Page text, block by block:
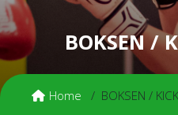
BOKSEN /
Home BOKSEN /